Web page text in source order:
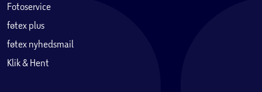
Fotoservice
føtex plus
føtex nyhedsmail
Klik & Hent